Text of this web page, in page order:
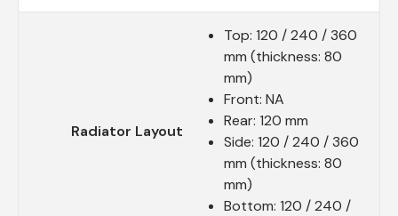
Radiator Layout
Top: 120 / 240 / 360
mm (thickness: 80
mm)
Front: NA
Rear: 120 mm
Side: 120 / 240 / 360
mm (thickness: 80
mm)
Bottom: 120 / 240 /